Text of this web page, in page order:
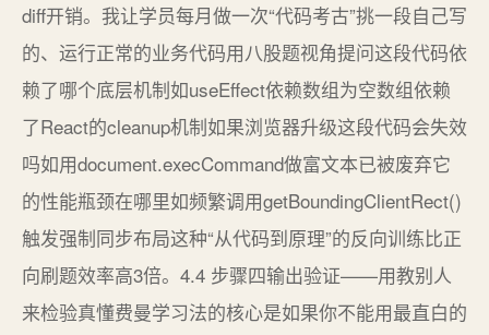
diff开销。我让学员每月做一次“代码考古”挑一段自己写
的、运行正常的业务代码用八股题视角提问这段代码依
赖了哪个底层机制如useEffect依赖数组为空数组依赖
了React的cleanup机制如果浏览器升级这段代码会失效
吗如用document.execCommand做富文本已被废弃它
的性能瓶颈在哪里如频繁调用getBoundingClientRect()
触发强制同步布局这种“从代码到原理”的反向训练比正
向刷题效率高3倍。4.4 步骤四输出验证——用教别人
来检验真懂费曼学习法的核心是如果你不能用最直白的